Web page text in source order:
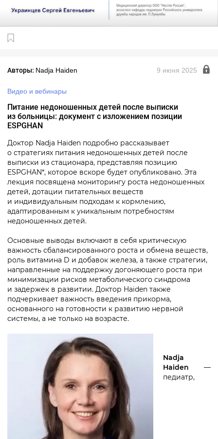
Авторы: Nadja Haiden
Видео и вебинары
9 июня 2025
Питание недоношенных детей после выписки
из больницы: документ с изложением позиции
ЕSPGHAN
Доктор Nadja Haiden подробно рассказывает
о стратегиях питания недоношенных детей после
выписки из стационара, представляя позицию
ESPGHAN*, которое вскоре будет опубликовано. Эта
лекция посвящена мониторингу роста недоношенных
детей, дотации питательных веществ
и индивидуальным подходам к кормлению,
адаптированным к уникальным потребностям
недоношенных детей.
Основные выводы включают в себя критическую
важность сбалансированного роста и обмена веществ,
роль витамина D и добавок железа, а также стратегии,
направленные на поддержку догоняющего роста при
минимизации рисков метаболического синдрома
и задержек в развитии. Доктор Haiden также
подчеркивает важность введения прикорма,
основанного на готовности к развитию нервной
системы, а не только на возрасте.
Nadja
Haiden —
педиатр,